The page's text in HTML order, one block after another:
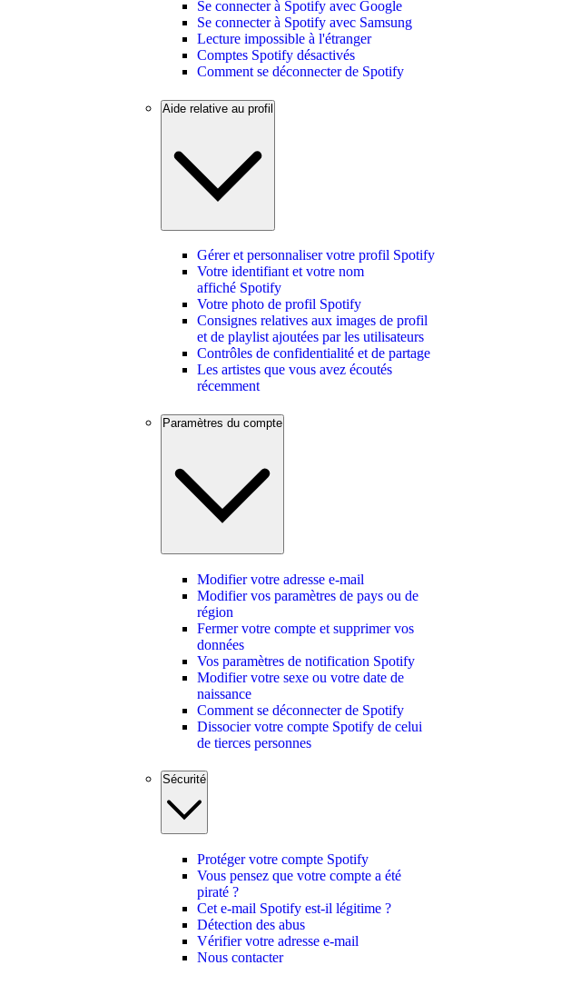
Se connecter à Spotify avec Google
Se connecter à Spotify avec Samsung
Lecture impossible à l'étranger
Comptes Spotify désactivés
Comment se déconnecter de Spotify
Aide relative au profil
Gérer et personnaliser votre profil Spotify
Votre identifiant et votre nom
affiché Spotify
Votre photo de profil Spotify
Consignes relatives aux images de profil
et de playlist ajoutées par les utilisateurs
Contrôles de confidentialité et de partage
Les artistes que vous avez écoutés
récemment
Paramètres du compte
Modifier votre adresse e-mail
Modifier vos paramètres de pays ou de
région
Fermer votre compte et supprimer vos
données
Vos paramètres de notification Spotify
Modifier votre sexe ou votre date de
naissance
Comment se déconnecter de Spotify
Dissocier votre compte Spotify de celui
de tierces personnes
Sécurité
Protéger votre compte Spotify
Vous pensez que votre compte a été
piraté ?
Cet e-mail Spotify est-il légitime ?
Détection des abus
Vérifier votre adresse e-mail
Nous contacter